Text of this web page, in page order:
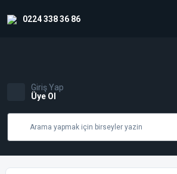
0224 338 36 86
Giriş Yap
Üye Ol